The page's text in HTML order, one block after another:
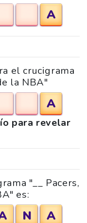
A
el crucigrama
la NBA"
A
para revelar
"__ Pacers,
es:
N A